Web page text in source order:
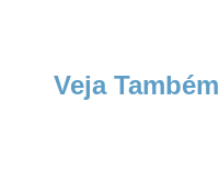
Veja Também